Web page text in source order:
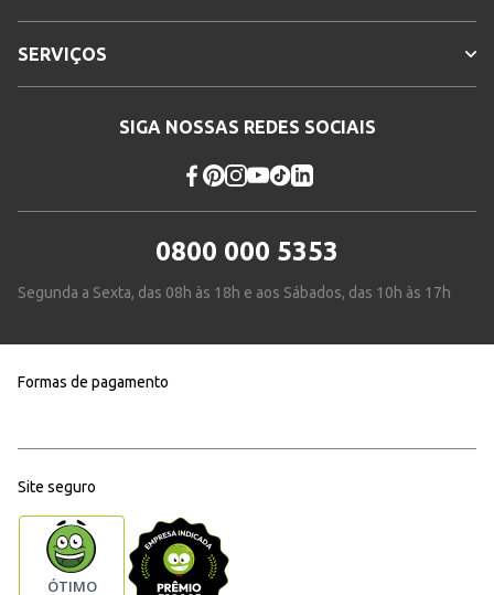
SERVIÇOS
SIGA NOSSAS REDES SOCIAIS
0800 000 5353
Segunda a Sexta, das 08h às 18h e aos Sábados, das 10h às 17h
Formas de pagamento
Site seguro